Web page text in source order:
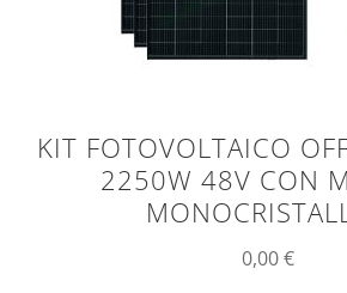
KIT FOTOVOLTAICO
2250W 48V CON
0,00€